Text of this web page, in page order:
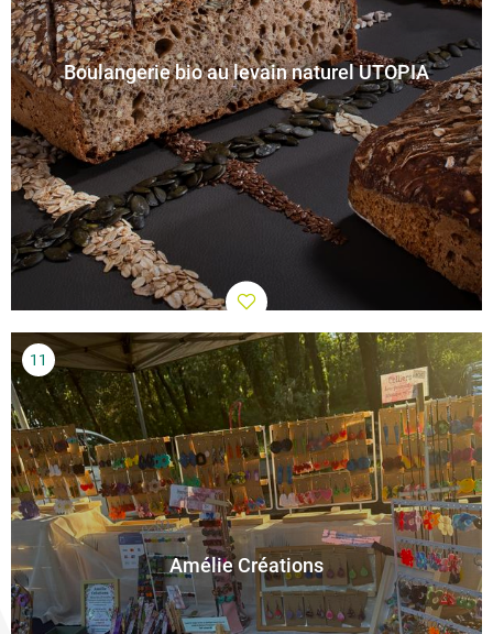
Boulangerie bio au levain naturel UTOPIA
Amélie Créations